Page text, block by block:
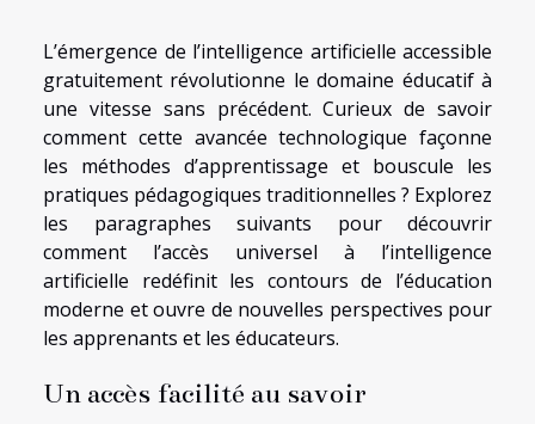
L’émergence de l’intelligence artificielle accessible
gratuitement révolutionne le domaine éducatif à
une vitesse sans précédent. Curieux de savoir
comment cette avancée technologique façonne
les méthodes d’apprentissage et bouscule les
pratiques pédagogiques traditionnelles ? Explorez
les paragraphes suivants pour découvrir
comment l’accès universel à l’intelligence
artificielle redéfinit les contours de l’éducation
moderne et ouvre de nouvelles perspectives pour
les apprenants et les éducateurs.
Un accès facilité au savoir